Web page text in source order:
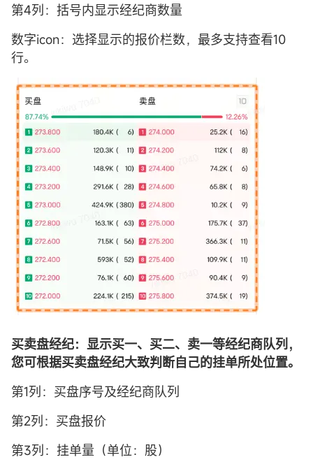
第4列：括号内显示经纪商数量
数字icon：选择显示的报价栏数，最多支持查看10
行。
买卖盘经纪：显示买一、买二、卖一等经纪商队列，
您可根据买卖盘经纪大致判断自己的挂单所处位置。
第1列：买盘序号及经纪商队列
第2列：买盘报价
第3列：挂单量（单位：股）